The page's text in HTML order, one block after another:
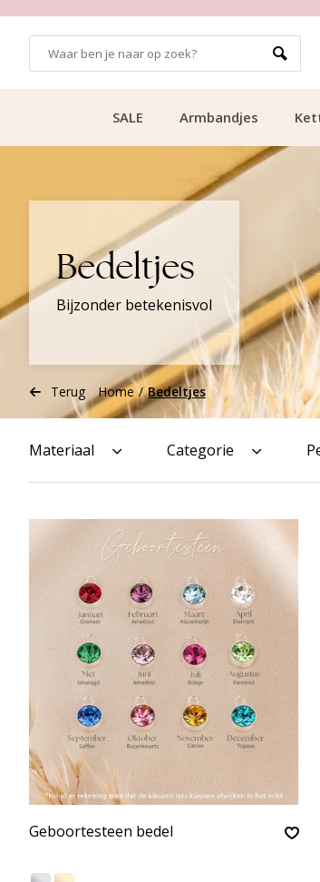
SALE Armbandjes
Bedeltjes
Bijzonder betekenisvol
Terug Home / Bedeltjes
Materiaal Categorie
Geboortesteen bedel